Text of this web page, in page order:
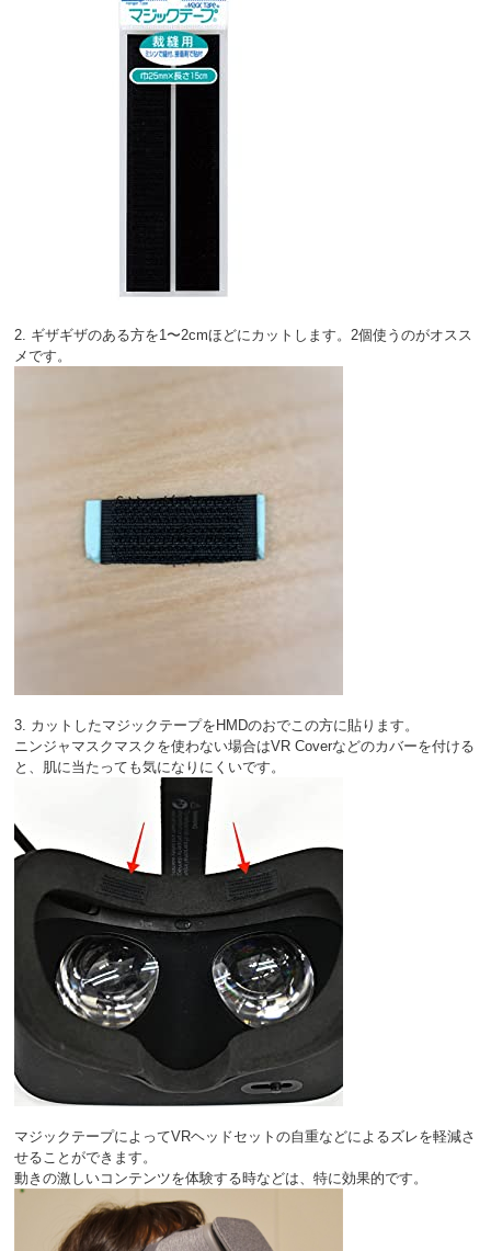
2. ギザギザのある方を1〜2cmほどにカットします。2個使うのがオスス
メです。
3. カットしたマジックテープをHMDのおでこの方に貼ります。
ニンジャマスクマスクを使わない場合はVR Coverなどのカバーを付ける
と、肌に当たっても気になりにくいです。
マジックテープによってVRヘッドセットの自重などによるズレを軽減さ
せることができます。
動きの激しいコンテンツを体験する時などは、特に効果的です。